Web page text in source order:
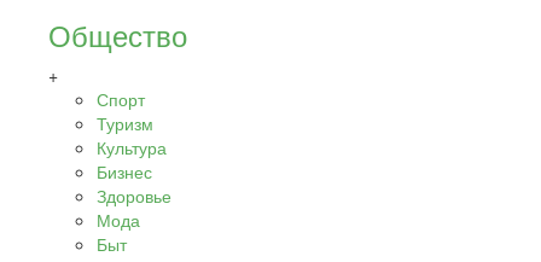
Общество
+
Спорт
Туризм
Культура
Бизнес
Здоровье
Мода
Быт